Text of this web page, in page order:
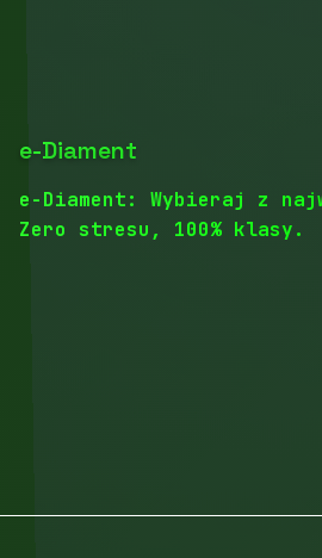
e-Diament
e-Diament: Wybieraj z
Zero stresu, 100% klasy.